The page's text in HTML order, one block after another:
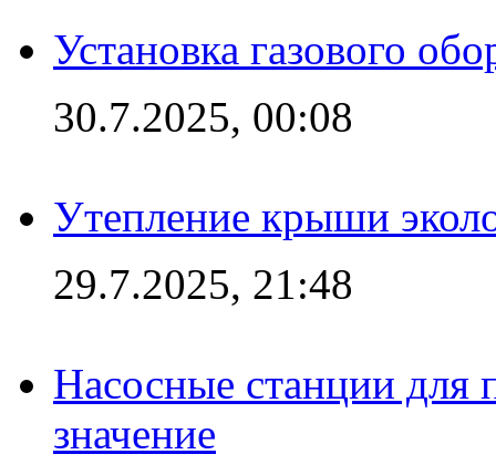
Установка газового
30.7.2025, 00:08
Утепление крыши
29.7.2025, 21:48
Насосные станции для
значение